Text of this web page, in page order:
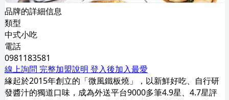
品牌的詳細信息
類型
中式小吃
電話
0981183581
線上詢問 完整加盟說明 登入後加入最愛
緣起於2015年創立的「微風鐵板燒」，以新鮮好吃、自行研
發醬汁的獨道口味，成為外送平台9000多筆4.9星、4.7星評